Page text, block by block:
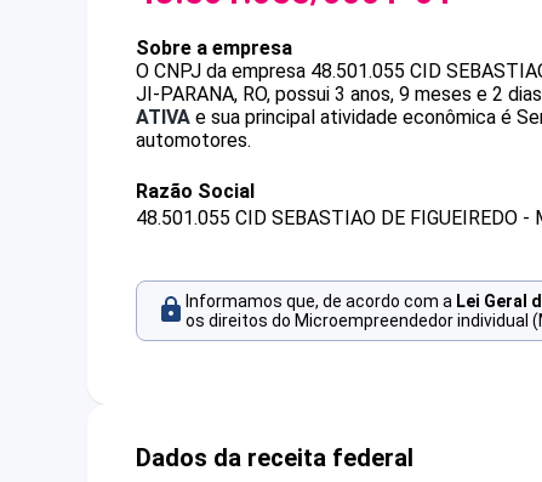
Sobre a empresa
O CNPJ da empresa 48.501.055 CID
JI-PARANA, RO, possui 3 anos, 9 meses e 2
ATIVA e sua principal atividade econômica é
automotores.
Razão Social
48.501.055 CID SEBASTIAO DE FIGUEIREDO -
Informamos que, de acordo com a Lei Geral
os direitos do Microempreendedor individual
Dados da receita federal